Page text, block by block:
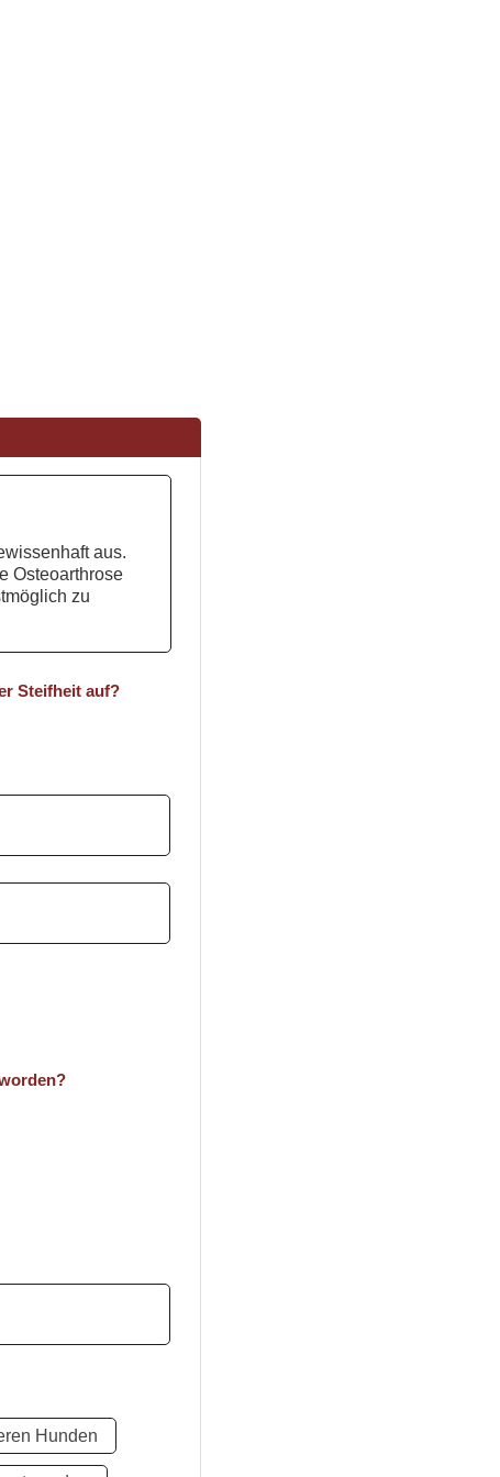
aus.
Osteoarthrose
zu
Steifheit auf?
Hunden